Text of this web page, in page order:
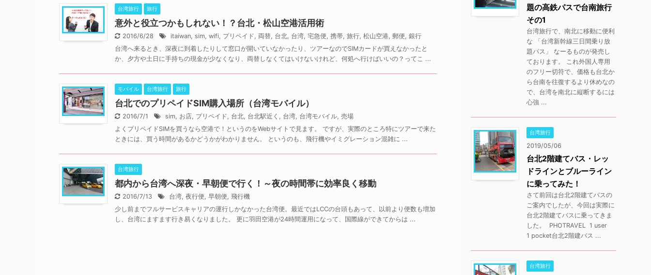
台湾旅行 旅行
意外と役立つかもしれない！？台北・松山空港活用術
2016/6/28 itaiwan, sim, wifi, プリペイド, 両替, 台北, 台湾, 宅急便, 携帯, 旅行, 松山空港, 郵便, 銀行
台湾へ来るとき、深夜に到着したりして窓口が開いていなかったり、ツアーなのでSIMカードが買えなかったと
か、夕方や土日に手持ちの現金が少なくなり、両替しなくてはいけないけれど、何処へ行けばいいの？ってこ ...
モバイル 台湾旅行 旅行
台北でのプリペイドSIM購入場所（台湾モバイル）
2016/7/1 sim, お店, プリペイド, 台北, 台北駅近く , 台湾, 台湾モバイル, 売場
よくプリペイドSIMを買うなら空港で！というのをWebサイトで見ます。 ですが、実際のところ特にツアーで来た
ときには、買う時間があるかどうかがわかりません。 というのも、飛行機やイミグレーション混雑に ...
台湾旅行
都内から台湾へ深夜・早朝便で行く！～夜の時間帯に効率良く移動
2016/7/13 台湾, 夜行便, 早朝便, 飛行機
少し前までフルサービスキャリアの運行しかなかった台湾便。最近ではLCCの台頭もあって、以前より便数も増加
し、台湾にますます行き易くなりました。 更に羽田空港が24時間運用になって、国際線ができてからは ...
題の高鉄パスで台南旅行
その1
台湾旅行で、南北に移動に便利
な 「台湾新幹線三日間乗り放
題パス」 なーるものが発売し
ております。 これ外国人専用
のフリー切符で、価格も台北か
ら台南を往復するより休めなの
で、台湾を南北に縦断するには
心強 ...
台湾旅行
2019/05/06
台北2階建てバス・レッ
ドラインとブルーライン
に乗ってみた！
さて前回は台北2階建てバスの
ご案内でしたが、今回は実際に
台北2階建てバスに乗ってきま
した。 PHOTRAVEL 1 user
1 pocket台北2階建バス ...
台湾旅行